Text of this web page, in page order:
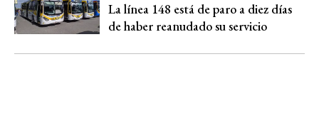
La línea 148 está de paro a diez días
de haber reanudado su servicio